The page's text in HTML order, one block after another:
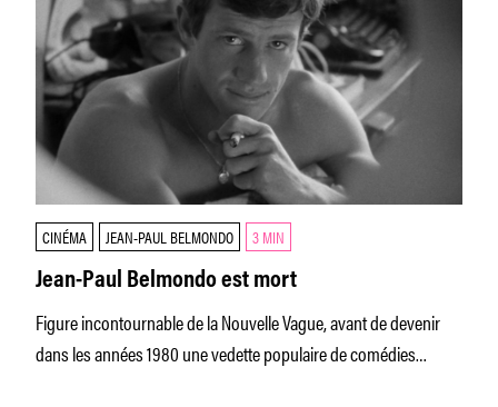
CINÉMA JEAN-PAUL BELMONDO 3 MIN
Jean-Paul Belmondo est mort
Figure incontournable de la Nouvelle Vague, avant de devenir
dans les années 1980 une vedette populaire de comédies